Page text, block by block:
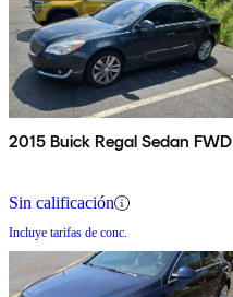
2015 Buick Regal Sedan FWD
Sin calificación
Incluye tarifas de conc.